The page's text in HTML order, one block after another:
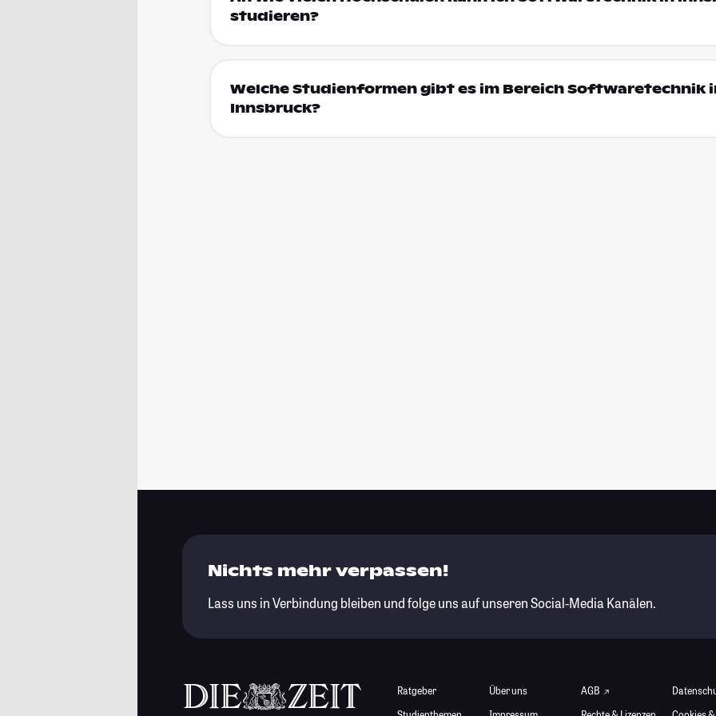
studieren?
Welche Studienformen gibt es im Bereich Softwaretechnik
Innsbruck?
Nichts mehr verpassen!
Lass uns in Verbindung bleiben und folge uns auf unseren Social-Media Kanälen.
Ratgeber
Über uns
AGB